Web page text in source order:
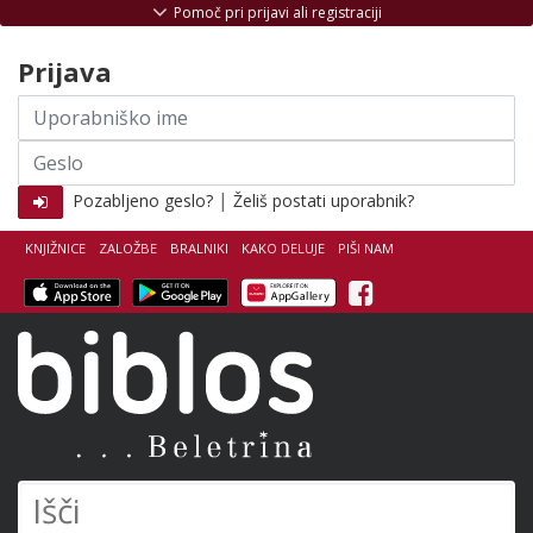
KNJIŽNICE ZALOŽBE BRALNIKI KAKO DELUJE PIŠI NAM
Facebook
Pomoč pri prijavi ali registraciji
Prijava
Uporabniško
ime
Geslo
Pozabljeno geslo? | Želiš postati uporabnik?